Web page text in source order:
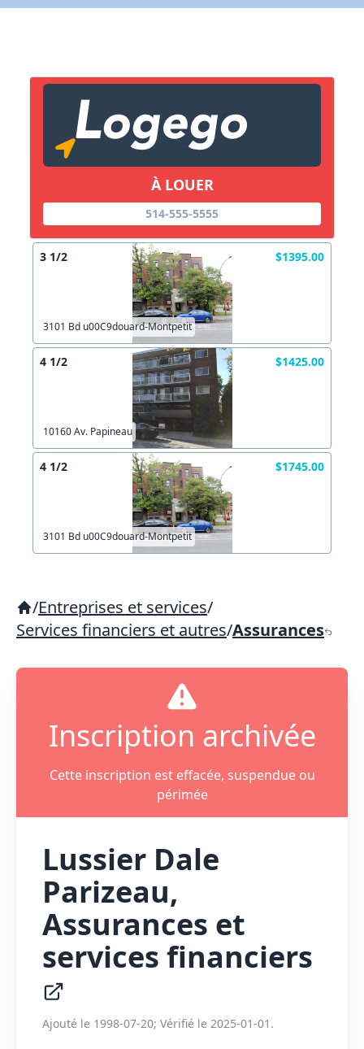
À LOUER
514-555-5555
3 1/2 $1395.00
3101 Bd u00C9douard-Montpetit
4 1/2 $1425.00
10160 Av. Papineau
4 1/2 $1745.00
3101 Bd u00C9douard-Montpetit
/Entreprises et services/
Services financiers et autres/Assurances
Inscription archivée
Cette inscription est effacée, suspendue ou
périmée
Lussier Dale
Parizeau,
Assurances et
services financiers
Ajouté le 1998-07-20; Vérifié le 2025-01-01.
X Fermer
Lien vers inscription (sera inclus dans courriel)
X Fermer Envoyez